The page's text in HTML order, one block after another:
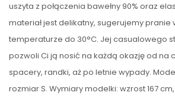
uszyta z połączenia bawełny 90% oraz
materiał jest delikatny, sugerujemy pranie
temperaturze do 30°C. Jej casualowego
pozwoli Ci ją nosić na każdą okazję od na
spacery, randki, aż po letnie wypady.
rozmiar S. Wymiary modelki: wzrost 167